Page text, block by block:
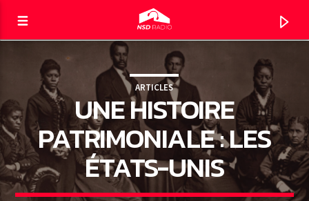
NSD RADIO
LE DIRECT
ARTICLES
UNE HISTOIRE
PATRIMONIALE : LES
ÉTATS-UNIS